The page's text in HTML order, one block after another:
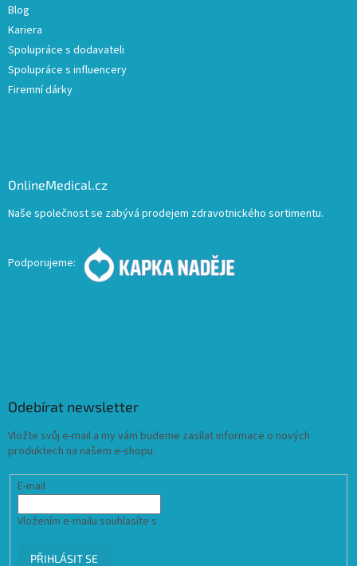
Blog
Kariera
Spolupráce s dodavateli
Spolupráce s influencery
Firemní dárky
OnlineMedical.cz
Naše společnost se zabývá prodejem zdravotnického sortimentu.
Podporujeme:
Odebírat newsletter
Vložte svůj e-mail a my vám budeme zasílat informace o nových
produktech na našem e-shopu.
E-mail
Vložením e-mailu souhlasíte s
PŘIHLÁSIT SE